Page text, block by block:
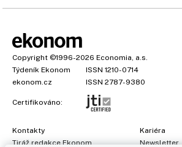
Copyright ©1996-2026 Economia, a.s.
Týdeník Ekonom
ISSN 1210-0714
ekonom.cz
ISSN 2787-9380
Certifikováno:
Kontakty
Tiráž redakce Ekonom
Kariéra
Newsletter